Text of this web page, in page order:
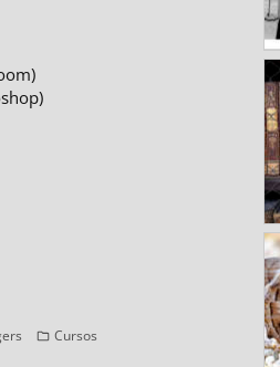
Categorías
Cursos